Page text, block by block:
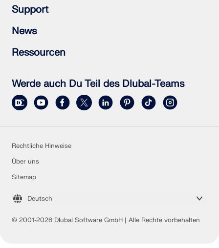
Holzbau
Stahlanschlüsse
RFEM 6
RSTAB 9
RSECTION 1
RWIND 3
Support
Häufig gestellte Fragen (FAQs)
Individuelle Frage stellen
Schneelastzonen, Windzonen und Erdbebenzonen
Vertriebsteam kontaktieren
News
Newsletter abonnieren
Aktuelle Nachrichten
Online-Schulungen
Ressourcen
Kundenprojekt einreichen
Kundenprojekte
Online-Handbücher
Werde auch Du Teil des Dlubal-Teams
© 2001-2026 Dlubal Software GmbH | Alle Rechte vorbehalten
Rechtliche Hinweise
Über uns
Sitemap
Deutsch